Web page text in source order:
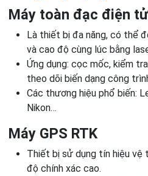
Máy toàn đạc điện
Là thiết bị đa năng, có thể
và cao độ cùng lúc bằng
Ứng dụng: cọc mốc, kiểm
theo dõi biến dạng công
Các thương hiệu phổ biến:
Nikon…
Máy GPS RTK
Thiết bị sử dụng tín hiệu vệ
độ chính xác cao.